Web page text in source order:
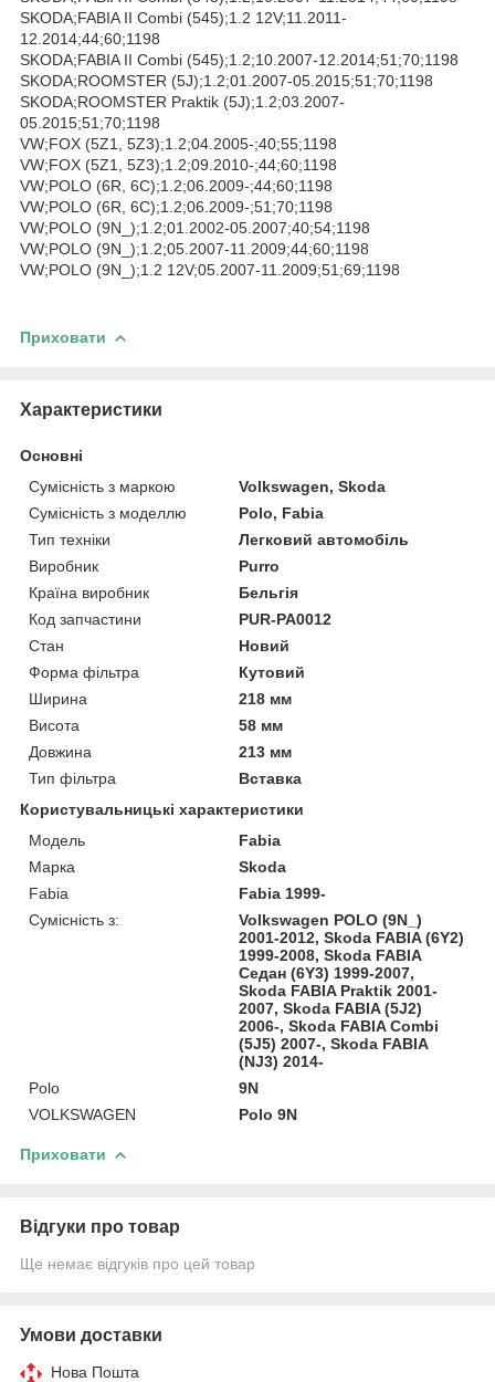
SKODA;FABIA II Combi (545);1.2 12V;11.2011-
12.2014;44;60;1198
SKODA;FABIA II Combi (545);1.2;10.2007-12.2014;51;70;1198
SKODA;ROOMSTER (5J);1.2;01.2007-05.2015;51;70;1198
SKODA;ROOMSTER Praktik (5J);1.2;03.2007-
05.2015;51;70;1198
VW;FOX (5Z1, 5Z3);1.2;04.2005-;40;55;1198
VW;FOX (5Z1, 5Z3);1.2;09.2010-;44;60;1198
VW;POLO (6R, 6C);1.2;06.2009-;44;60;1198
VW;POLO (6R, 6C);1.2;06.2009-;51;70;1198
VW;POLO (9N_);1.2;01.2002-05.2007;40;54;1198
VW;POLO (9N_);1.2;05.2007-11.2009;44;60;1198
VW;POLO (9N_);1.2 12V;05.2007-11.2009;51;69;1198
Приховати
Характеристики
Основні
Сумісність з маркою
Volkswagen, Skoda
Сумісність з моделлю
Polo, Fabia
Тип техніки
Легковий автомобіль
Виробник
Purro
Країна виробник
Бельгія
Код запчастини
PUR-PA0012
Стан
Новий
Форма фільтра
Кутовий
Ширина
218 мм
Висота
58 мм
Довжина
213 мм
Тип фільтра
Вставка
Користувальницькі характеристики
Модель
Fabia
Марка
Skoda
Fabia
Fabia 1999-
Сумісність з:
Volkswagen POLO (9N_)
2001-2012, Skoda FABIA (6Y2)
1999-2008, Skoda FABIA
Седан (6Y3) 1999-2007,
Skoda FABIA Praktik 2001-
2007, Skoda FABIA (5J2)
2006-, Skoda FABIA Combi
(5J5) 2007-, Skoda FABIA
(NJ3) 2014-
Polo
9N
VOLKSWAGEN
Polo 9N
Приховати
Відгуки про товар
Ще немає відгуків про цей товар
Умови доставки
Нова Пошта